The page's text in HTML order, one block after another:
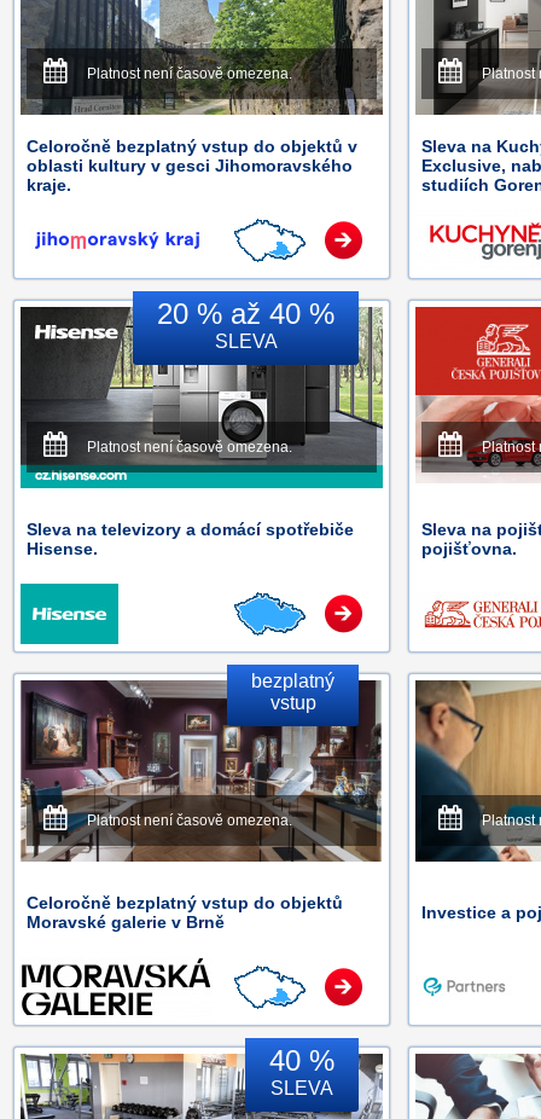
Platnost není časově omezena.
Celoročně bezplatný vstup do objektů v
oblasti kultury v gesci Jihomoravského
kraje.
Platnost
Sleva na
Exclusive,
studiích
20 % až 40 %
SLEVA
Platnost není časově omezena.
Sleva na televizory a domácí spotřebiče
Hisense.
Platnost
Sleva na
pojišťovna.
bezplatný
vstup
Platnost není časově omezena.
Celoročně bezplatný vstup do objektů
Moravské galerie v Brně
Platnost
Investice a
40 %
SLEVA